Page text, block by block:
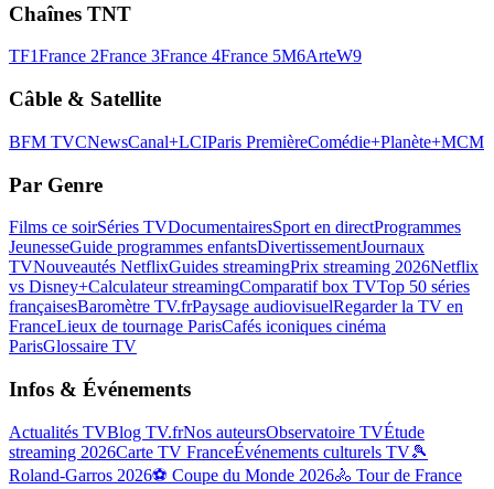
Chaînes TNT
TF1France 2France 3France 4France 5M6ArteW9
Câble & Satellite
BFM TVCNewsCanal+LCIParis PremièreComédie+Planète+MCM
Par Genre
Films ce soirSéries TVDocumentairesSport en directProgrammes
JeunesseGuide programmes enfantsDivertissementJournaux
TVNouveautés NetflixGuides streamingPrix streaming 2026Netflix
vs Disney+Calculateur streamingComparatif box TVTop 50 séries
françaisesBaromètre TV.frPaysage audiovisuelRegarder la TV en
FranceLieux de tournage ParisCafés iconiques cinéma
ParisGlossaire TV
Infos & Événements
Actualités TVBlog TV.frNos auteursObservatoire TVÉtude
streaming 2026Carte TV FranceÉvénements culturels TV🎾
Roland-Garros 2026⚽ Coupe du Monde 2026🚴 Tour de France